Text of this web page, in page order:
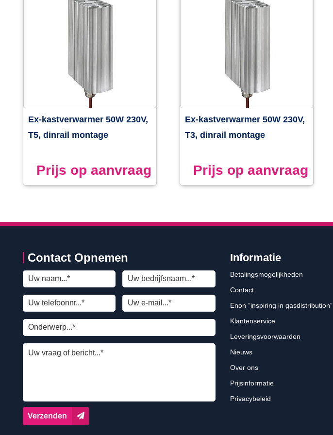
Ex-kastverwarmer 50W 230V,
T5, dinrail montage
Prijs op aanvraag
Ex-kastverwarmer 50W 230V,
T3, dinrail montage
Prijs op aanvraag
Contact Opnemen
Verzenden
Informatie
Betalingsmogelijkheden
Contact
Enon “inspiring in gasdistribution”
Klantenservice
Leveringsvoorwaarden
Nieuws
Over ons
Prijsinformatie
Privacybeleid